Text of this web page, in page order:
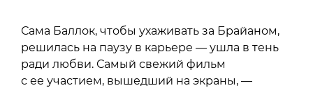
Сама Баллок, чтобы ухаживать за Брайаном,
решилась на паузу в карьере — ушла в тень
ради любви. Самый свежий фильм
с ее участием, вышедший на экраны, —